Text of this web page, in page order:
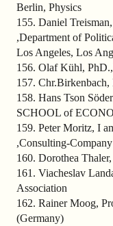
Berlin, Physics
155. Daniel
,Department of
Los Angeles, Los
156. Olaf Kühl,
157.
158. Hans Tson
SCHOOL of
159. Peter Moritz, I
,Consulting-Company
160. Dorothea
161. Viacheslav
Association
162. Rainer Moog,
(Germany)